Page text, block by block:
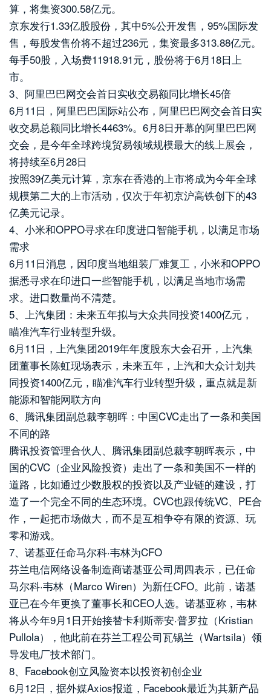
算，将集资300.58亿元。
京东发行1.33亿股股份，其中5%公开发售，95%国际发
售，每股发售价将不超过236元，集资最多313.88亿元。
每手50股，入场费11918.91元，股份将于6月18日上
市。
3、阿里巴巴网交会首日实收交易额同比增长45倍
6月11日，阿里巴巴国际站公布，阿里巴巴网交会首日实
收交易总额同比增长4463%。6月8日开幕的阿里巴巴网
交会，是今年全球跨境贸易领域规模最大的线上展会，
将持续至6月28日
按照39亿美元计算，京东在香港的上市将成为今年全球
规模第二大的上市活动，仅次于年初京沪高铁创下的43
亿美元记录。
4、小米和OPPO寻求在印度进口智能手机，以满足市场
需求
6月11日消息，因印度当地组装厂难复工，小米和OPPO
据悉寻求在印进口一些智能手机，以满足当地市场需
求。进口数量尚不清楚。
5、上汽集团：未来五年拟与大众共同投资1400亿元，
瞄准汽车行业转型升级。
6月11日，上汽集团2019年年度股东大会召开，上汽集
团董事长陈虹现场表示，未来五年，上汽和大众计划共
同投资1400亿元，瞄准汽车行业转型升级，重点就是新
能源和智能网联方向
6、腾讯集团副总裁李朝晖：中国CVC走出了一条和美国
不同的路
腾讯投资管理合伙人、腾讯集团副总裁李朝晖表示，中
国的CVC（企业风险投资）走出了一条和美国不一样的
道路，比如通过少数股权的投资以及产业链的建设，打
造了一个完全不同的生态环境。CVC也跟传统VC、PE合
作，一起把市场做大，而不是互相争夺有限的资源、玩
零和游戏。
7、诺基亚任命马尔科·韦林为CFO
芬兰电信网络设备制造商诺基亚公司周四表示，已任命
马尔科·韦林（Marco Wiren）为新任CFO。此前，诺基
亚已在今年更换了董事长和CEO人选。诺基亚称，韦林
将从今年9月1日开始接替卡利斯蒂安·普罗拉（Kristian
Pullola），他此前在芬兰工程公司瓦锡兰（Wartsila）领
导发电厂技术部门。
8、Facebook创立风险资本以投资初创企业
6月12日，据外媒Axios报道，Facebook最近为其新产品